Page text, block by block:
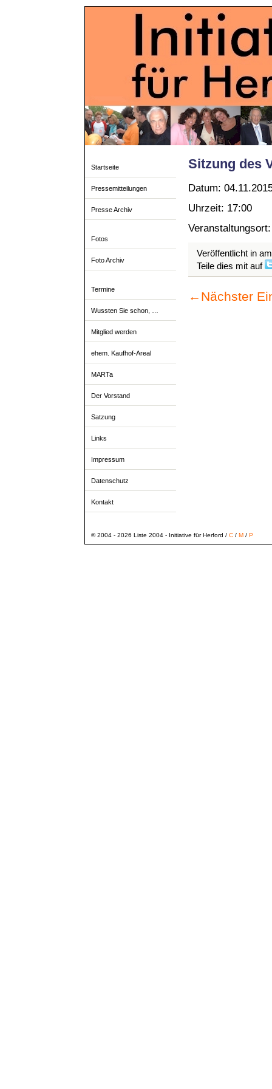
Startseite
Pressemitteilungen
Presse Archiv
Fotos
Foto Archiv
Termine
Wussten Sie schon, …
Mitglied werden
ehem. Kaufhof-Areal
MARTa
Der Vorstand
Satzung
Links
Impressum
Datenschutz
Kontakt
Sitzung des
Datum:
Uhrzeit: 17:00
Veröffentlicht in
Teile dies mit auf
← Nächster
© 2004 - 2026 Liste 2004 - Initiative für Herford / C/ M/ P